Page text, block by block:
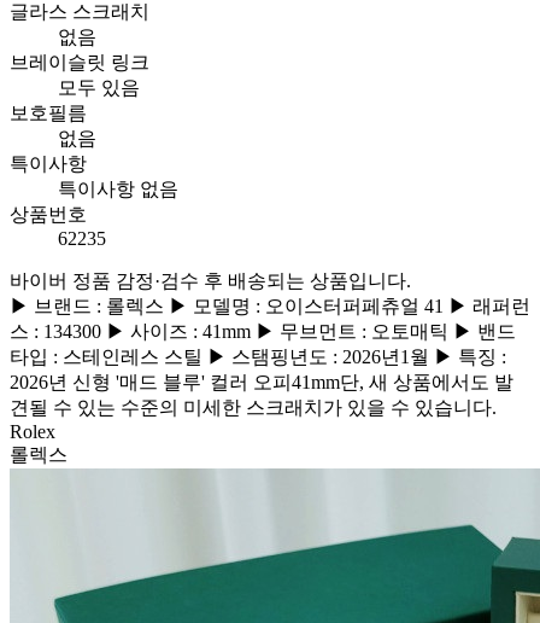
글라스 스크래치
없음
브레이슬릿 링크
모두 있음
보호필름
없음
특이사항
특이사항 없음
상품번호
62235
바이버 정품 감정·검수 후 배송되는 상품입니다.
▶ 브랜드 : 롤렉스 ▶ 모델명 : 오이스터퍼페츄얼 41 ▶ 래퍼런
스 : 134300 ▶ 사이즈 : 41mm ▶ 무브먼트 : 오토매틱 ▶ 밴드
타입 : 스테인레스 스틸 ▶ 스탬핑년도 : 2026년1월 ▶ 특징 :
2026년 신형 '매드 블루' 컬러 오피41mm ​ 단, 새 상품에서도 발
견될 수 있는 수준의 미세한 스크래치가 있을 수 있습니다.
Rolex
롤렉스